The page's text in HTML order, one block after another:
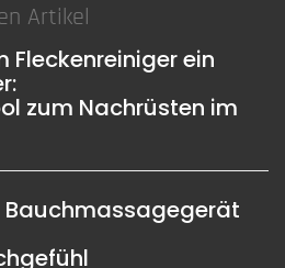
Artikel
Fleckenreiniger ein
zum Nachrüsten im
Bauchmassagegerät